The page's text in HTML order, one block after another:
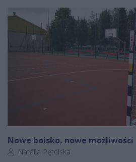
Nowe boisko, nowe możliwości
Autor artykułu:
Natalia Pętelska